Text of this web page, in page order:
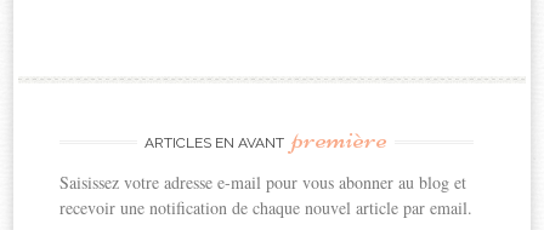
ARTICLES EN AVANT première
Saisissez votre adresse e-mail pour vous abonner au blog et
recevoir une notification de chaque nouvel article par email.